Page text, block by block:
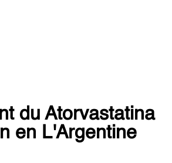
du Atorvastatina
en L'Argentine